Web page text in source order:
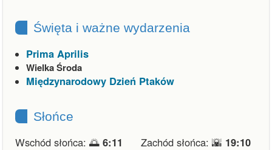
Święta i ważne wydarzenia
Prima Aprilis
Wielka Środa
Międzynarodowy Dzień Ptaków
Słońce
Wschód słońca: 🌅 6:11 Zachód słońca: 🌇 19:10